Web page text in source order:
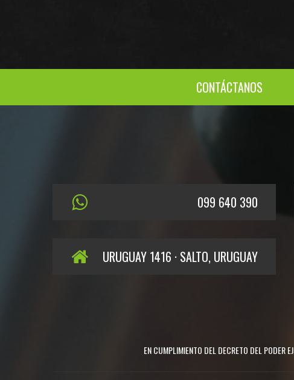
CONTÁCTANOS
099 640 390
URUGUAY 1416 · SALTO, URUGUAY
EN CUMPLIMIENTO DEL DECRETO DEL PODER